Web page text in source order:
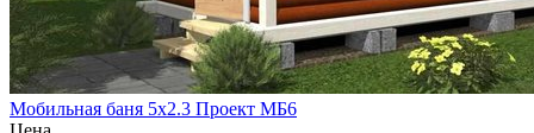
Мобильная баня 5x2.3 Проект МБ6